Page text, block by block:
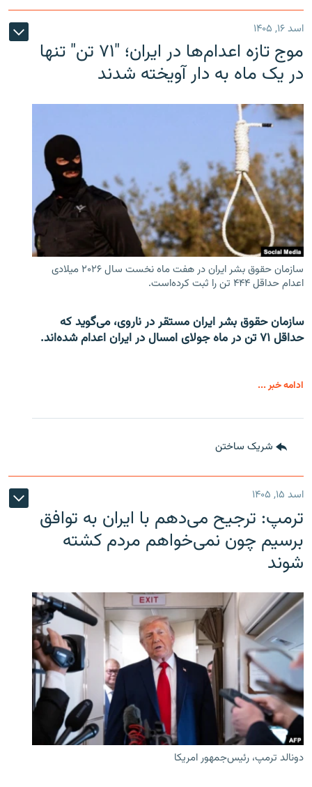
اسد ۱۶, ۱۴۰۵
موج تازه اعدام‌ها در ایران؛ "۷۱ تن" تنها
در یک ماه به دار آویخته شدند
سازمان حقوق بشر ایران در هفت ماه نخست سال ۲۰۲۶ میلادی
اعدام حداقل ۴۴۴ تن را ثبت کرده‌است.
سازمان حقوق بشر ایران مستقر در ناروی، می‌گوید که
حداقل ۷۱ تن در ماه جولای امسال در ایران اعدام شده‌اند.
ادامه خبر ...
شریک ساختن
اسد ۱۵, ۱۴۰۵
ترمپ: ترجیح می‌دهم با ایران به توافق
برسیم چون نمی‌خواهم مردم کشته
شوند
دونالد ترمپ، رئیس‌جمهور امریکا